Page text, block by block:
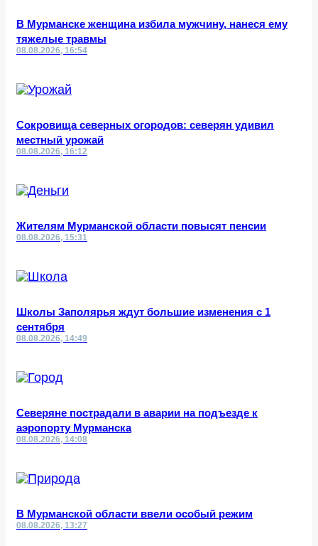
В Мурманске женщина избила мужчину, нанеся ему
тяжелые травмы
08.08.2026, 16:54
Сокровища северных огородов: северян удивил
местный урожай
08.08.2026, 16:12
Жителям Мурманской области повысят пенсии
08.08.2026, 15:31
Школы Заполярья ждут большие изменения с 1
сентября
08.08.2026, 14:49
Северяне пострадали в аварии на подъезде к
аэропорту Мурманска
08.08.2026, 14:08
В Мурманской области ввели особый режим
08.08.2026, 13:27